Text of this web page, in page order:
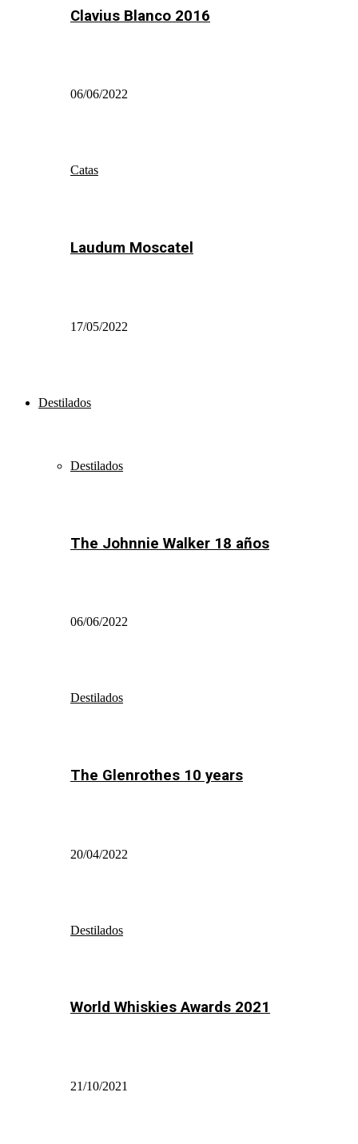
Clavius Blanco 2016
06/06/2022
Catas
Laudum Moscatel
17/05/2022
Destilados
Destilados
The Johnnie Walker 18 años
06/06/2022
Destilados
The Glenrothes 10 years
20/04/2022
Destilados
World Whiskies Awards 2021
21/10/2021